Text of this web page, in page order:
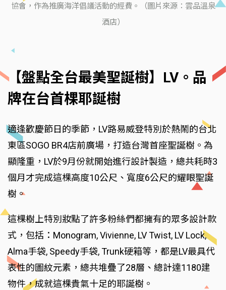
協會，作為推廣海洋倡議活動的經費。（圖片來源：雲品溫泉
酒店）
【盤點全台最美聖誕樹】LV。品
牌在台首棵耶誕樹
適逢歡慶節日的季節，LV路易威登特別於熱鬧的台北
東區SOGO BR4店前廣場，打造台灣首座聖誕樹。為
顯隆重，LV於9月份就開始進行設計製造，總共耗時3
個月才完成這棵高度10公尺、寬度6公尺的耀眼聖誕
樹。
這棵樹上特別妝點了許多粉絲們都擁有的眾多設計款
式，包括：Monogram, Vivienne, LV Twist, LV Lock,
Alma手袋, Speedy手袋, Trunk硬箱等，都是LV最具代
表性的圖紋元素，總共堆疊了28層、總計達1180建
物件，成就這棵貴氣十足的耶誕樹。